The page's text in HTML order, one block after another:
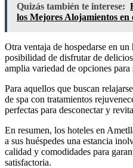
Quizás también te interese:
los Mejores Alojamientos
Otra ventaja de hospedarse en
posibilidad de disfrutar de
amplia variedad de opciones para
Para aquellos que buscan
de spa con tratamientos
perfectas para desconectar y
En resumen, los hoteles en
a sus huéspedes una estancia
calidad y comodidades para
satisfactoria.